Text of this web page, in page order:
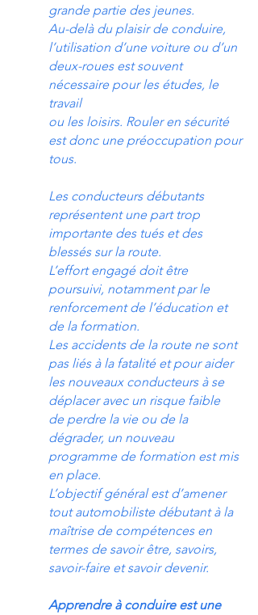
grande partie des jeunes.
Au-delà du plaisir de conduire,
l’utilisation d’une voiture ou d’un
deux-roues est souvent
nécessaire pour les études, le
travail
ou les loisirs. Rouler en sécurité
est donc une préoccupation pour
tous.
Les conducteurs débutants
représentent une part trop
importante des tués et des
blessés sur la route.
L’effort engagé doit être
poursuivi, notamment par le
renforcement de l’éducation et
de la formation.
Les accidents de la route ne sont
pas liés à la fatalité et pour aider
les nouveaux conducteurs à se
déplacer avec un risque faible
de perdre la vie ou de la
dégrader, un nouveau
programme de formation est mis
en place.
L’objectif général est d’amener
tout automobiliste débutant à la
maîtrise de compétences en
termes de savoir être, savoirs,
savoir-faire et savoir devenir.
Apprendre à conduire est une